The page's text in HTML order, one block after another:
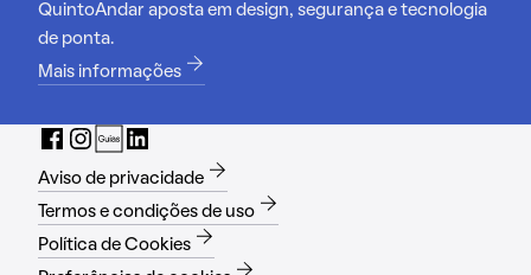
QuintoAndar aposta em design, segurança e tecnologia
de ponta.
Mais informações
Aviso de privacidade
Termos e condições de uso
Política de Cookies